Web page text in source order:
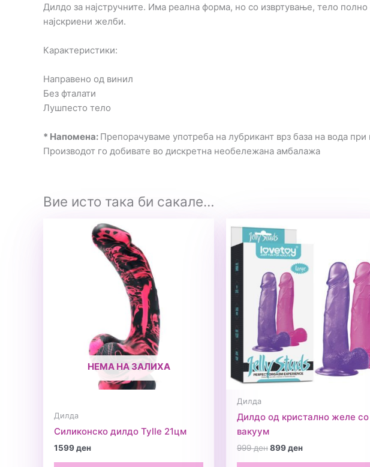
Дилдо за најстручните. Има реална форма, но со извртување, тело
најскриени желби.
Карактеристики:
Направено од винил
Без фталати
Лушпесто тело
* Напомена: Препорачуваме употреба на лубрикант врз база на вода
Производот го добивате во дискретна необележана амбалажа
Вие исто така би сакале…
НЕМА НА ЗАЛИХА
Дилда
Силиконско дилдо Tylle 21цм
1599ден
Дилда
Дилдо од кристално желе со
вакуум
999денOriginal
899денCurrent